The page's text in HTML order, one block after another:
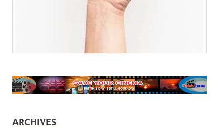
ARCHIVES